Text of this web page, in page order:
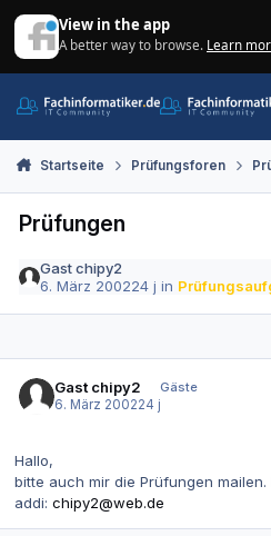
View in the app
A better way to browse. Learn
Startseite Prüfungsforen
Prüfungen
Gast chipy2
6. März 200224 j in
Gast chipy2
Gäste
6. März 200224 j
Hallo,
bitte auch mir die Prüfungen
addi: chipy2@web.de